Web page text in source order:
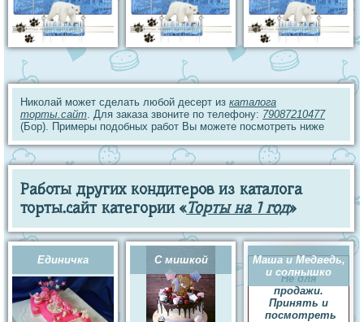
Николай может сделать любой десерт из каталога
торты.сайт. Для заказа звоните по телефону: 79087210477
(Бор). Примеры подобных работ Вы можете посмотреть ниже
Работы других кондитеров из каталога
торты.сайт категории «Торты на 1 год»
Единичка С мишкой
Маша и Медведь,
и солнышко
Не для
продажи.
Принять и
посмотреть